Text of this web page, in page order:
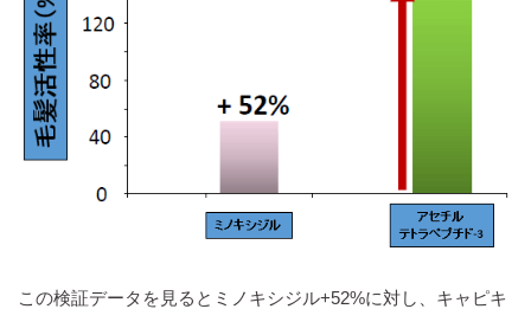
この検証データを見るとミノキシジル+52%に対し、キャピキ